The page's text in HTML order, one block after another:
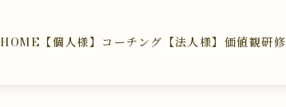
HOME 【個人様】コーチング 【法人様】価値観研修